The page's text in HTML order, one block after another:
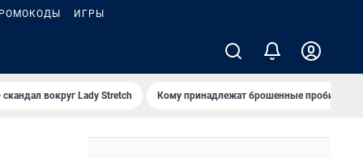
ИГРЫ
вокруг Lady Stretch Кому принадлежат брошенные пробирки?